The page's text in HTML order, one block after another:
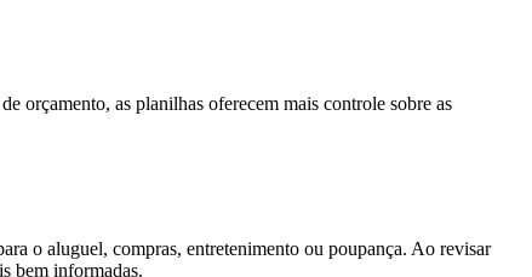
orçamento, as planilhas oferecem mais controle sobre as
o aluguel, compras, entretenimento ou poupança. Ao revisar
bem informadas.